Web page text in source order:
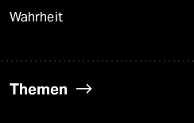
Wahrheit
Themen